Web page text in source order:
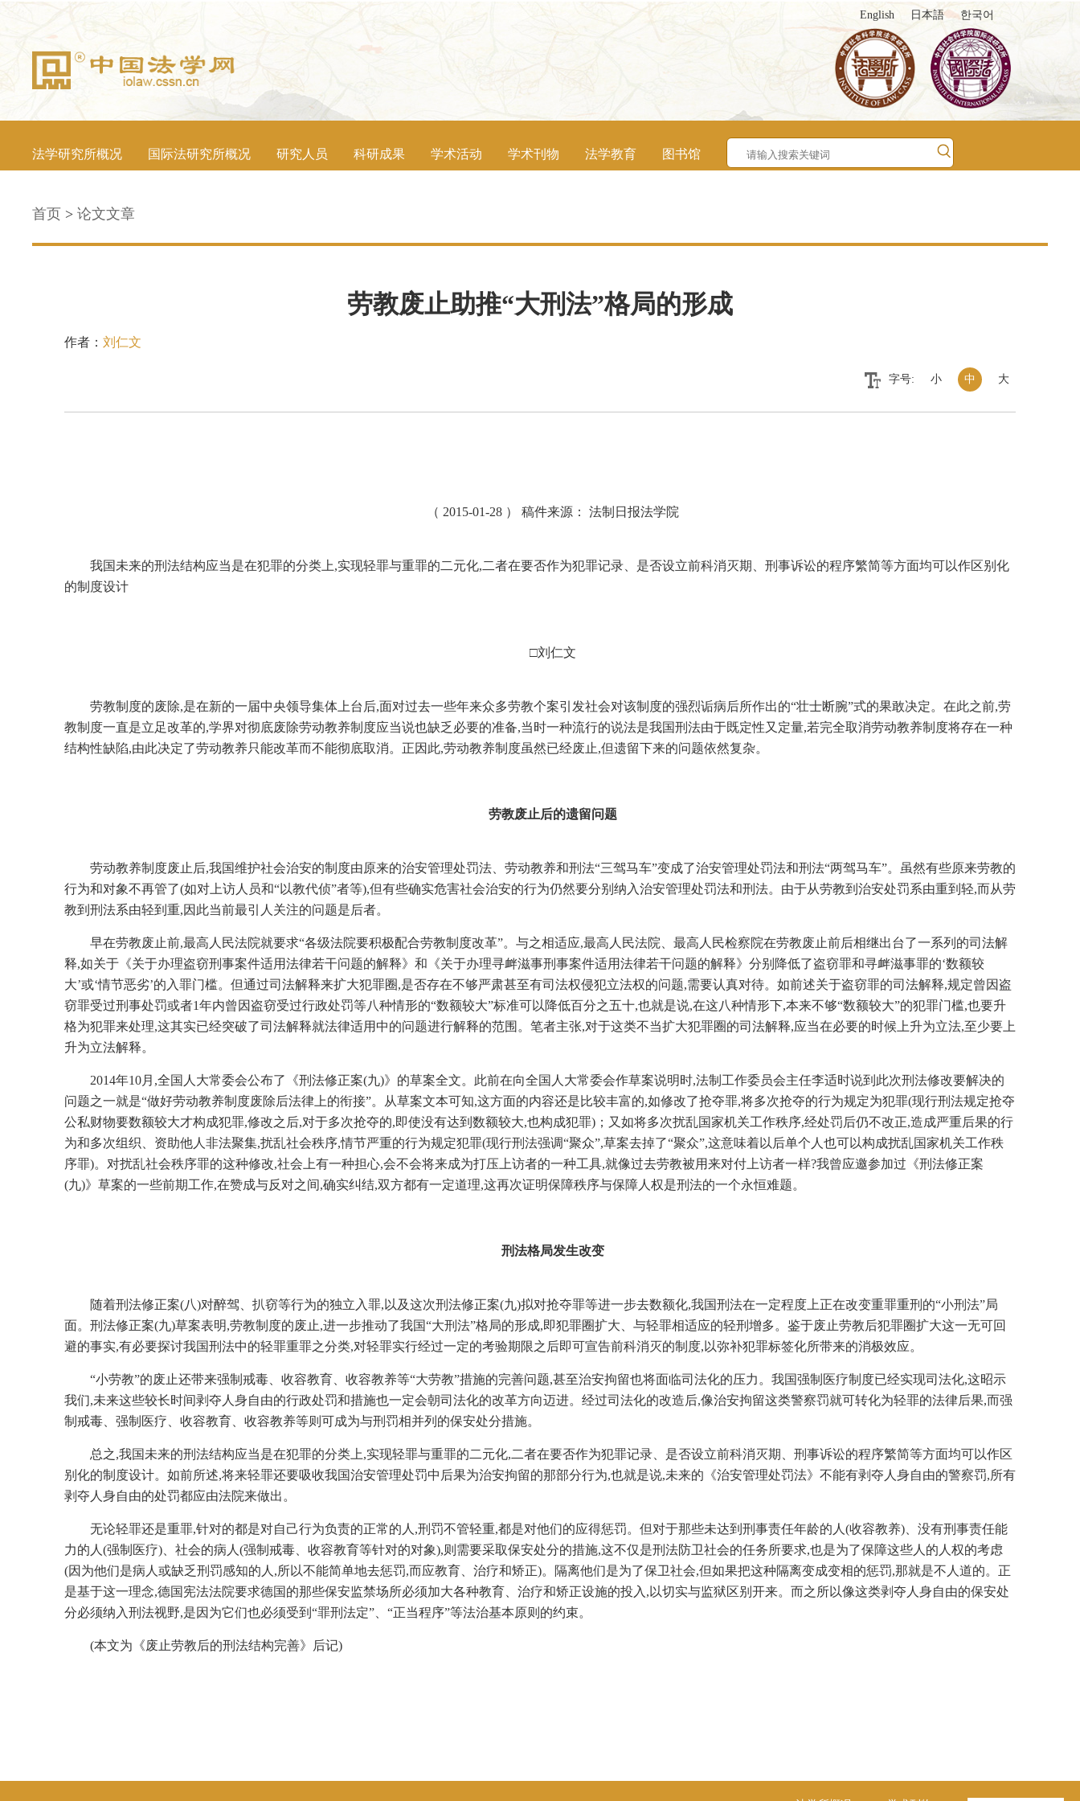
English 日本語 한국어
法学研究所概况 国际法研究所概况 研究人员 科研成果 学术活动 学术刊物 法学教育 图书馆
首页 > 论文文章
劳教废止助推“大刑法”格局的形成
作者： 刘仁文
字号: 小 中 大
（ 2015-01-28 ） 稿件来源： 法制日报法学院
我国未来的刑法结构应当是在犯罪的分类上,实现轻罪与重罪的二元化,二者在要否作为犯罪记录、是否设立前科消灭期、刑事诉讼的程序繁简等方面均可以作区别化
的制度设计
□刘仁文
劳教制度的废除,是在新的一届中央领导集体上台后,面对过去一些年来众多劳教个案引发社会对该制度的强烈诟病后所作出的“壮士断腕”式的果敢决定。在此之前,劳
教制度一直是立足改革的,学界对彻底废除劳动教养制度应当说也缺乏必要的准备,当时一种流行的说法是我国刑法由于既定性又定量,若完全取消劳动教养制度将存在一种
结构性缺陷,由此决定了劳动教养只能改革而不能彻底取消。正因此,劳动教养制度虽然已经废止,但遗留下来的问题依然复杂。
劳教废止后的遗留问题
劳动教养制度废止后,我国维护社会治安的制度由原来的治安管理处罚法、劳动教养和刑法“三驾马车”变成了治安管理处罚法和刑法“两驾马车”。虽然有些原来劳教的
行为和对象不再管了(如对上访人员和“以教代侦”者等),但有些确实危害社会治安的行为仍然要分别纳入治安管理处罚法和刑法。由于从劳教到治安处罚系由重到轻,而从劳
教到刑法系由轻到重,因此当前最引人关注的问题是后者。
早在劳教废止前,最高人民法院就要求“各级法院要积极配合劳教制度改革”。与之相适应,最高人民法院、最高人民检察院在劳教废止前后相继出台了一系列的司法解
释,如关于《关于办理盗窃刑事案件适用法律若干问题的解释》和《关于办理寻衅滋事刑事案件适用法律若干问题的解释》分别降低了盗窃罪和寻衅滋事罪的‘数额较
大’或‘情节恶劣’的入罪门槛。但通过司法解释来扩大犯罪圈,是否存在不够严肃甚至有司法权侵犯立法权的问题,需要认真对待。如前述关于盗窃罪的司法解释,规定曾因盗
窃罪受过刑事处罚或者1年内曾因盗窃受过行政处罚等八种情形的“数额较大”标准可以降低百分之五十,也就是说,在这八种情形下,本来不够“数额较大”的犯罪门槛,也要升
格为犯罪来处理,这其实已经突破了司法解释就法律适用中的问题进行解释的范围。笔者主张,对于这类不当扩大犯罪圈的司法解释,应当在必要的时候上升为立法,至少要上
升为立法解释。
2014年10月,全国人大常委会公布了《刑法修正案(九)》的草案全文。此前在向全国人大常委会作草案说明时,法制工作委员会主任李适时说到此次刑法修改要解决的
问题之一就是“做好劳动教养制度废除后法律上的衔接”。从草案文本可知,这方面的内容还是比较丰富的,如修改了抢夺罪,将多次抢夺的行为规定为犯罪(现行刑法规定抢夺
公私财物要数额较大才构成犯罪,修改之后,对于多次抢夺的,即使没有达到数额较大,也构成犯罪)；又如将多次扰乱国家机关工作秩序,经处罚后仍不改正,造成严重后果的行
为和多次组织、资助他人非法聚集,扰乱社会秩序,情节严重的行为规定犯罪(现行刑法强调“聚众”,草案去掉了“聚众”,这意味着以后单个人也可以构成扰乱国家机关工作秩
序罪)。对扰乱社会秩序罪的这种修改,社会上有一种担心,会不会将来成为打压上访者的一种工具,就像过去劳教被用来对付上访者一样?我曾应邀参加过《刑法修正案
(九)》草案的一些前期工作,在赞成与反对之间,确实纠结,双方都有一定道理,这再次证明保障秩序与保障人权是刑法的一个永恒难题。
刑法格局发生改变
随着刑法修正案(八)对醉驾、扒窃等行为的独立入罪,以及这次刑法修正案(九)拟对抢夺罪等进一步去数额化,我国刑法在一定程度上正在改变重罪重刑的“小刑法”局
面。刑法修正案(九)草案表明,劳教制度的废止,进一步推动了我国“大刑法”格局的形成,即犯罪圈扩大、与轻罪相适应的轻刑增多。鉴于废止劳教后犯罪圈扩大这一无可回
避的事实,有必要探讨我国刑法中的轻罪重罪之分类,对轻罪实行经过一定的考验期限之后即可宣告前科消灭的制度,以弥补犯罪标签化所带来的消极效应。
“小劳教”的废止还带来强制戒毒、收容教育、收容教养等“大劳教”措施的完善问题,甚至治安拘留也将面临司法化的压力。我国强制医疗制度已经实现司法化,这昭示
我们,未来这些较长时间剥夺人身自由的行政处罚和措施也一定会朝司法化的改革方向迈进。经过司法化的改造后,像治安拘留这类警察罚就可转化为轻罪的法律后果,而强
制戒毒、强制医疗、收容教育、收容教养等则可成为与刑罚相并列的保安处分措施。
总之,我国未来的刑法结构应当是在犯罪的分类上,实现轻罪与重罪的二元化,二者在要否作为犯罪记录、是否设立前科消灭期、刑事诉讼的程序繁简等方面均可以作区
别化的制度设计。如前所述,将来轻罪还要吸收我国治安管理处罚中后果为治安拘留的那部分行为,也就是说,未来的《治安管理处罚法》不能有剥夺人身自由的警察罚,所有
剥夺人身自由的处罚都应由法院来做出。
无论轻罪还是重罪,针对的都是对自己行为负责的正常的人,刑罚不管轻重,都是对他们的应得惩罚。但对于那些未达到刑事责任年龄的人(收容教养)、没有刑事责任能
力的人(强制医疗)、社会的病人(强制戒毒、收容教育等针对的对象),则需要采取保安处分的措施,这不仅是刑法防卫社会的任务所要求,也是为了保障这些人的人权的考虑
(因为他们是病人或缺乏刑罚感知的人,所以不能简单地去惩罚,而应教育、治疗和矫正)。隔离他们是为了保卫社会,但如果把这种隔离变成变相的惩罚,那就是不人道的。正
是基于这一理念,德国宪法法院要求德国的那些保安监禁场所必须加大各种教育、治疗和矫正设施的投入,以切实与监狱区别开来。而之所以像这类剥夺人身自由的保安处
分必须纳入刑法视野,是因为它们也必须受到“罪刑法定”、“正当程序”等法治基本原则的约束。
(本文为《废止劳教后的刑法结构完善》后记)